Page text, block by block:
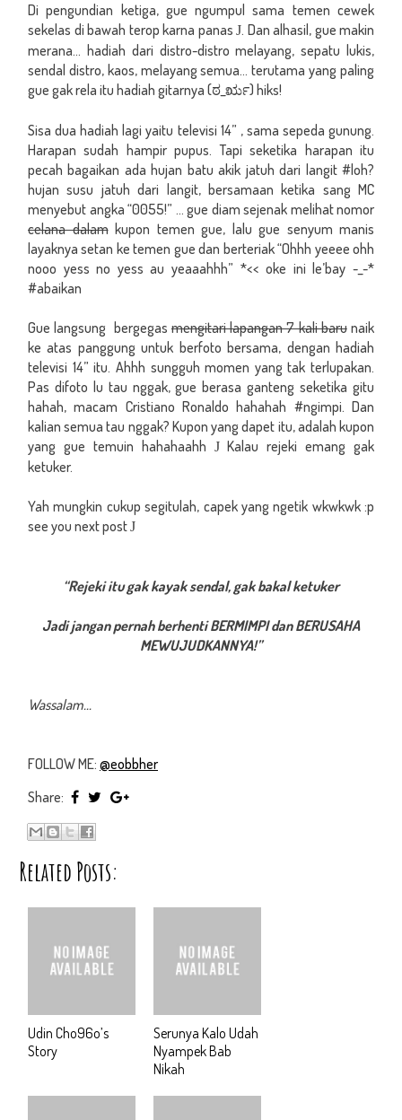
Di pengundian ketiga, gue ngumpul sama temen cewek
sekelas di bawah terop karna panas J. Dan alhasil, gue makin
merana... hadiah dari distro-distro melayang, sepatu lukis,
sendal distro, kaos, melayang semua... terutama yang paling
gue gak rela itu hadiah gitarnya (ಠ ರೃ) hiks!
Sisa dua hadiah lagi yaitu televisi 14” , sama sepeda gunung.
Harapan sudah hampir pupus. Tapi seketika harapan itu
pecah bagaikan ada hujan batu akik jatuh dari langit #loh?
hujan susu jatuh dari langit, bersamaan ketika sang MC
menyebut angka “0055!” ... gue diam sejenak melihat nomor
celana dalamkupon temen gue, lalu gue senyum manis
layaknya setan ke temen gue dan berteriak “Ohhh yeeee ohh
nooo yess no yess au yeaaahhh” *<< oke ini le’bay -_-*
#abaikan
Gue langsung bergegas mengitari lapangan 7 kali barunaik
ke atas panggung untuk berfoto bersama, dengan hadiah
televisi 14” itu. Ahhh sungguh momen yang tak terlupakan.
Pas difoto lu tau nggak, gue berasa ganteng seketika gitu
hahah, macam Cristiano Ronaldo hahahah #ngimpi. Dan
kalian semua tau nggak? Kupon yang dapet itu, adalah kupon
yang gue temuin hahahaahh JKalau rejeki emang gak
ketuker.
Yah mungkin cukup segitulah, capek yang ngetik wkwkwk :p
see you next postJ
“Rejeki itu gak kayak sendal, gak bakal ketuker
Jadi jangan pernah berhenti BERMIMPI dan BERUSAHA
MEWUJUDKANNYA!”
Wassalam...
FOLLOW ME: @eobbher
Share:
Related Posts:
Udin Cho96o’s
Story
Serunya Kalo Udah
Nyampek Bab
Nikah